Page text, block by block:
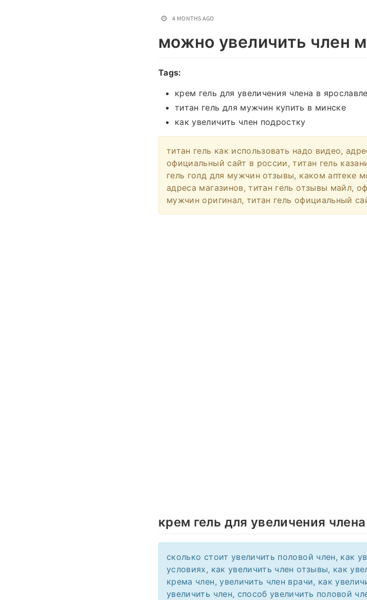
4 MONTHS AGO
можно увеличить член
Tags:
крем гель для увеличения члена в ярославле
титан гель для мужчин купить в минске
как увеличить член подростку
титан гель как использовать надо видео,
официальный сайт в россии, титан гель
гель голд для мужчин отзывы, каком аптеке
адреса магазинов, титан гель отзывы майл,
мужчин оригинал, титан гель официальный
крем гель для увеличения
сколько стоит увеличить половой член, как
условиях, как увеличить член отзывы, как
крема член, увеличить член врачи, как
увеличить член, способ увеличить половой